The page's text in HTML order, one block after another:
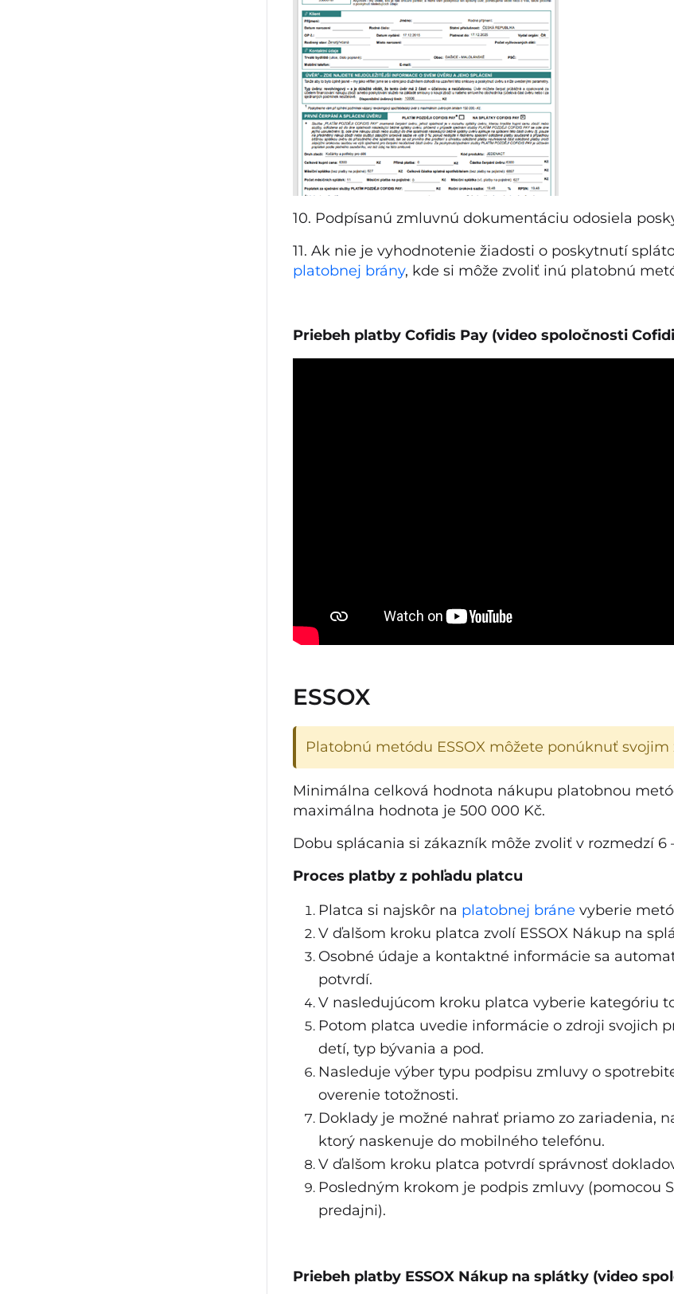
10. Podpísanú zmluvnú dokumentáciu odosiela
11. Ak nie je vyhodnotenie žiadosti o poskytnutí
platobnej brány, kde si môže zvoliť inú platobnú
Priebeh platby Cofidis Pay (video spoločnosti
ESSOX
Platobnú metódu ESSOX môžete ponúknuť
Minimálna celková hodnota nákupu platobnou
maximálna hodnota je 500 000 Kč.
Dobu splácania si zákazník môže zvoliť v rozmedzí 6
Proces platby z pohľadu platcu
Platca si najskôr na platobnej bráne vyberie
V ďalšom kroku platca zvolí ESSOX Nákup na
Osobné údaje a kontaktné informácie sa
potvrdí.
V nasledujúcom kroku platca vyberie kategóriu
Potom platca uvedie informácie o zdroji svojich
detí, typ bývania a pod.
Nasleduje výber typu podpisu zmluvy o
overenie totožnosti.
Doklady je možné nahrať priamo zo zariadenia,
ktorý naskenuje do mobilného telefónu.
V ďalšom kroku platca potvrdí správnosť
Posledným krokom je podpis zmluvy (pomocou
predajni).
Priebeh platby ESSOX Nákup na splátky (video